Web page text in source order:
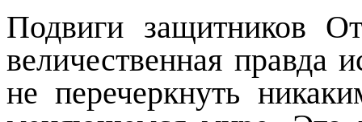
Подвиги защитников
величественная правда
не перечеркнуть